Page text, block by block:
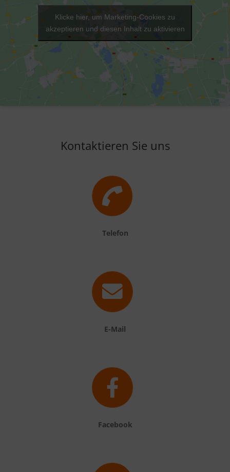
Klicke hier, um Marketing-Cookies zu
akzeptieren und diesen Inhalt zu aktivieren
Kontaktieren Sie uns
Telefon
E-Mail
Facebook